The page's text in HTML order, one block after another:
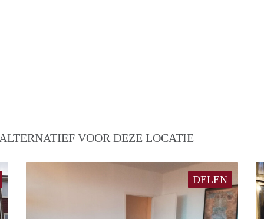
VOOR DEZE LOCATIE
DELEN